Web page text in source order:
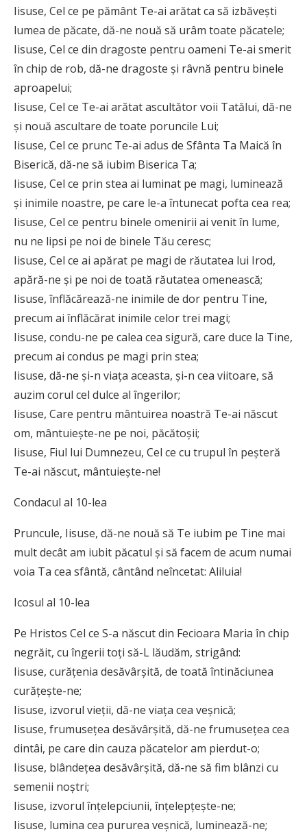
Iisuse, Cel ce pe pământ Te-ai arătat ca să izbăveşti
lumea de păcate, dă-ne nouă să urâm toate păcatele;
Iisuse, Cel ce din dragoste pentru oameni Te-ai smerit
în chip de rob, dă-ne dragoste şi râvnă pentru binele
aproapelui;
Iisuse, Cel ce Te-ai arătat ascultător voii Tatălui, dă-ne
şi nouă ascultare de toate poruncile Lui;
Iisuse, Cel ce prunc Te-ai adus de Sfânta Ta Maică în
Biserică, dă-ne să iubim Biserica Ta;
Iisuse, Cel ce prin stea ai luminat pe magi, luminează
şi inimile noastre, pe care le-a întunecat pofta cea rea;
Iisuse, Cel ce pentru binele omenirii ai venit în lume,
nu ne lipsi pe noi de binele Tău ceresc;
Iisuse, Cel ce ai apărat pe magi de răutatea lui Irod,
apără-ne şi pe noi de toată răutatea omenească;
Iisuse, înflăcărează-ne inimile de dor pentru Tine,
precum ai înflăcărat inimile celor trei magi;
Iisuse, condu-ne pe calea cea sigură, care duce la Tine,
precum ai condus pe magi prin stea;
Iisuse, dă-ne şi-n viaţa aceasta, şi-n cea viitoare, să
auzim corul cel dulce al îngerilor;
Iisuse, Care pentru mântuirea noastră Te-ai născut
om, mântuieşte-ne pe noi, păcătoşii;
Iisuse, Fiul lui Dumnezeu, Cel ce cu trupul în peşteră
Te-ai născut, mântuieşte-ne!
Condacul al 10-lea
Pruncule, Iisuse, dă-ne nouă să Te iubim pe Tine mai
mult decât am iubit păcatul şi să facem de acum numai
voia Ta cea sfântă, cântând neîncetat: Aliluia!
Icosul al 10-lea
Pe Hristos Cel ce S-a născut din Fecioara Maria în chip
negrăit, cu îngerii toţi să-L lăudăm, strigând:
Iisuse, curăţenia desăvârşită, de toată întinăciunea
curăţeşte-ne;
Iisuse, izvorul vieţii, dă-ne viaţa cea veşnică;
Iisuse, frumuseţea desăvârşită, dă-ne frumuseţea cea
dintâi, pe care din cauza păcatelor am pierdut-o;
Iisuse, blândeţea desăvârşită, dă-ne să fim blânzi cu
semenii noştri;
Iisuse, izvorul înţelepciunii, înţelepţeşte-ne;
Iisuse, lumina cea pururea veşnică, luminează-ne;